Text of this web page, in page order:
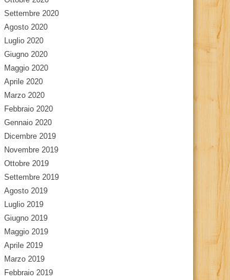
Settembre 2020
Agosto 2020
Luglio 2020
Giugno 2020
Maggio 2020
Aprile 2020
Marzo 2020
Febbraio 2020
Gennaio 2020
Dicembre 2019
Novembre 2019
Ottobre 2019
Settembre 2019
Agosto 2019
Luglio 2019
Giugno 2019
Maggio 2019
Aprile 2019
Marzo 2019
Febbraio 2019